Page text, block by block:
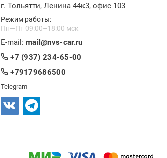
г. Тольятти, Ленина 44к3, офис 103
Режим работы:
Пн—Пт 09:00–18:00 мск
E-mail: mail@nvs-car.ru
+7 (937) 234-65-00
+79179686500
Telegram